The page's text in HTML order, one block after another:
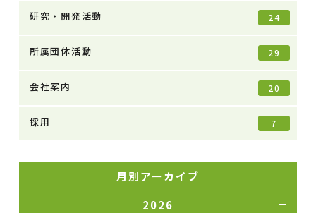
研究・開発活動 24
所属団体活動 29
会社案内 20
採用 7
月別アーカイブ
2026